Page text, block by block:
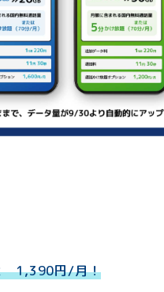
1,390円/月！